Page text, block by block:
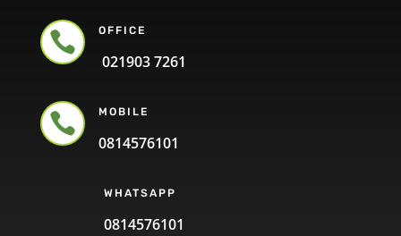
 OFFICE
021903 7261
 MOBILE
0814576101
WHATSAPP
0814576101